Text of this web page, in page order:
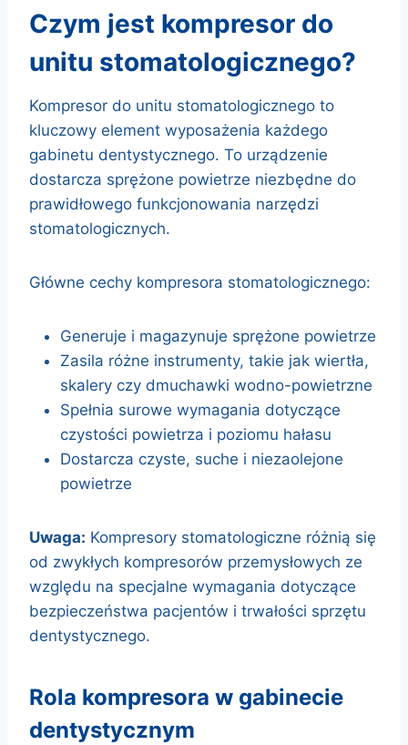
czym jest kompresor do
unitu stomatologicznego?
Kompresor do unitu stomatologicznego to
kluczowy element wyposażenia każdego
gabinetu dentystycznego. To urządzenie
dostarcza sprężone powietrze niezbędne do
prawidłowego funkcjonowania narzędzi
stomatologicznych.
Główne cechy kompresora stomatologicznego:
Generuje i magazynuje sprężone powietrze
Zasila różne instrumenty, takie jak wiertła,
skalery czy dmuchawki wodno-powietrzne
Spełnia surowe wymagania dotyczące
czystości powietrza i poziomu hałasu
Dostarcza czyste, suche i niezaolejone
powietrze
Uwaga: Kompresory stomatologiczne różnią się
od zwykłych kompresorów przemysłowych ze
względu na specjalne wymagania dotyczące
bezpieczeństwa pacjentów i trwałości sprzętu
dentystycznego.
rola kompresora w gabinecie
dentystycznym